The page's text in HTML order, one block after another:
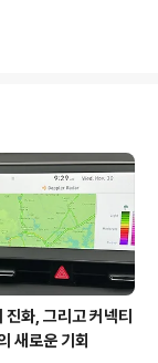
화, 그리고 커넥티
새로운 기회